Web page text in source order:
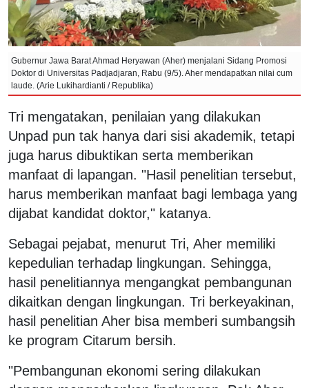
Gubernur Jawa Barat Ahmad Heryawan (Aher) menjalani Sidang Promosi
Doktor di Universitas Padjadjaran, Rabu (9/5). Aher mendapatkan nilai cum
laude. (Arie Lukihardianti / Republika)
Tri mengatakan, penilaian yang dilakukan
Unpad pun tak hanya dari sisi akademik, tetapi
juga harus dibuktikan serta memberikan
manfaat di lapangan. "Hasil penelitian tersebut,
harus memberikan manfaat bagi lembaga yang
dijabat kandidat doktor," katanya.
Sebagai pejabat, menurut Tri, Aher memiliki
kepedulian terhadap lingkungan. Sehingga,
hasil penelitiannya mengangkat pembangunan
dikaitkan dengan lingkungan. Tri berkeyakinan,
hasil penelitian Aher bisa memberi sumbangsih
ke program Citarum bersih.
"Pembangunan ekonomi sering dilakukan